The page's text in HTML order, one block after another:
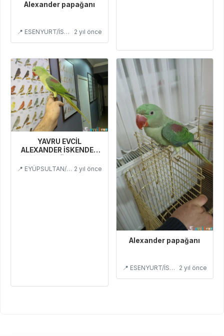
Alexander papağanı
📍 ESENYURT/İSTANBUL 2 yıl önce
YAVRU EVCİL
ALEXANDER İSKENDER
📍 EYÜPSULTAN/İSTANBUL 2 yıl önce
Alexander papağanı
📍 ESENYURT/İSTANBUL 2 yıl önce